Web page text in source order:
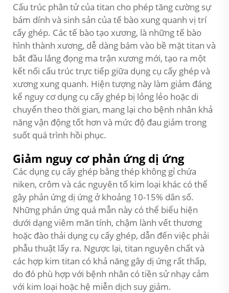
Cấu trúc phân tử của titan cho phép tăng cường sự
bám dính và sinh sản của tế bào xung quanh vị trí
cấy ghép. Các tế bào tạo xương, là những tế bào
hình thành xương, dễ dàng bám vào bề mặt titan và
bắt đầu lắng đọng ma trận xương mới, tạo ra một
kết nối cấu trúc trực tiếp giữa dụng cụ cấy ghép và
xương xung quanh. Hiện tượng này làm giảm đáng
kể nguy cơ dụng cụ cấy ghép bị lỏng lẻo hoặc di
chuyển theo thời gian, mang lại cho bệnh nhân khả
năng vận động tốt hơn và mức độ đau giảm trong
suốt quá trình hồi phục.
Giảm nguy cơ phản ứng dị ứng
Các dụng cụ cấy ghép bằng thép không gỉ chứa
niken, crôm và các nguyên tố kim loại khác có thể
gây phản ứng dị ứng ở khoảng 10-15% dân số.
Những phản ứng quá mẫn này có thể biểu hiện
dưới dạng viêm mãn tính, chậm lành vết thương
hoặc đào thải dụng cụ cấy ghép, dẫn đến việc phải
phẫu thuật lấy ra. Ngược lại, titan nguyên chất và
các hợp kim titan có khả năng gây dị ứng rất thấp,
do đó phù hợp với bệnh nhân có tiền sử nhạy cảm
với kim loại hoặc hệ miễn dịch suy giảm.